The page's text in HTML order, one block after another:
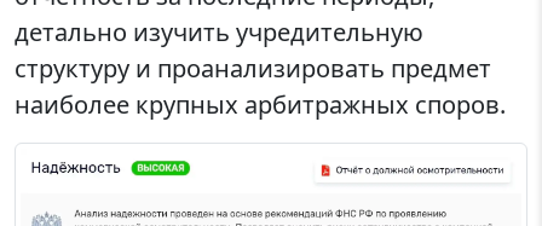
детально изучить учредительную
структуру и проанализировать предмет
наиболее крупных арбитражных споров.